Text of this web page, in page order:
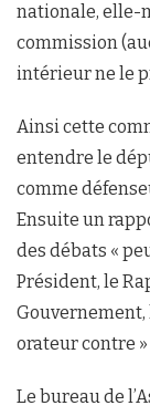
nationale, elle-
commission
intérieur ne le
Ainsi cette
entendre le
comme
Ensuite un
des débats «
Président, le
Gouvernement,
orateur contre
Le bureau de